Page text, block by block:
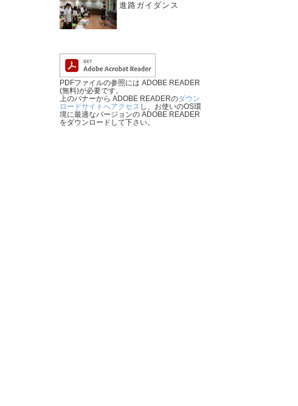
進路ガイダンス
PDFファイルの参照には ADOBE READER
(無料)が必要です。
上のバナーから ADOBE READERのダウン
ロードサイトへアクセス し、お使いのOS環
境に最適なバージョンの ADOBE READER
をダウンロードして下さい。